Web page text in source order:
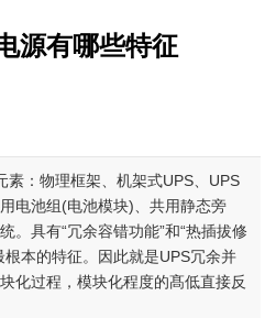
源有哪些特征
素：物理框架、机架式UPS、UPS
电池组(电池模块)、共用静态旁
。具有“冗余容错功能”和“热插拔修
本的特征。因此就是UPS冗余并
化过程，模块化程度的髙低直接反